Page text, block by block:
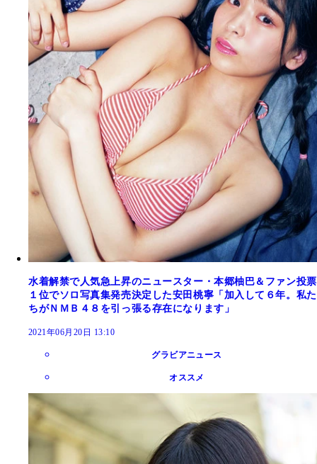
水着解禁で人気急上昇のニュースター・本郷柚巴＆ファン投票
１位でソロ写真集発売決定した安田桃寧「加入して６年。私た
ちがＮＭＢ４８を引っ張る存在になります」
2021年06月20日 13:10
グラビアニュース
オススメ